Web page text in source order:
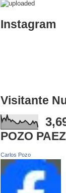
Instagram
Visitante
POZO
Carlos Pozo